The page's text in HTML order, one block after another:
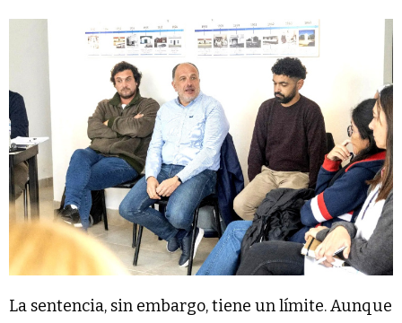
La sentencia, sin embargo, tiene un límite. Aunque